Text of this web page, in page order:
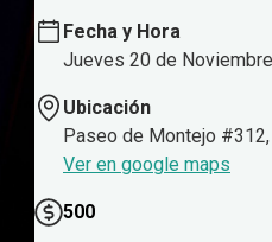
Fecha y Hora
Jueves 20 de
Ubicación
Paseo de Montejo #312,
Ver en google maps
500